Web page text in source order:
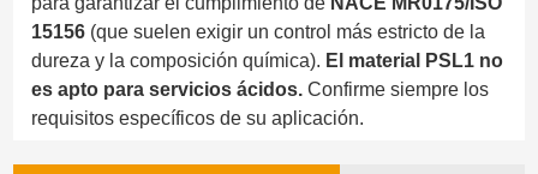
15156 (que suelen exigir un control más estricto de la
dureza y la composición química). El material PSL1 no
es apto para servicios ácidos. Confirme siempre los
requisitos específicos de su aplicación.